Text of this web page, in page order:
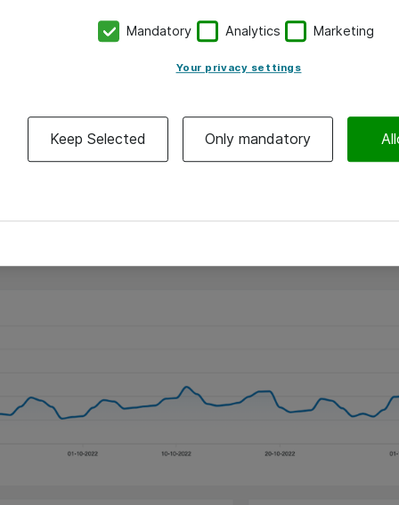
Fejlsøgning på hardware, hvis det har
betydning for backup
et eksempel på et dashboard view i Backup Portalen ud
Mandatory Analytics Marketing
Your privacy settings
Keep Selected Only mandatory